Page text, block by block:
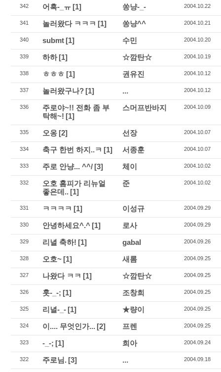
342 어흑-_ㅠ [1] 쏭냥-_- 2004.10.22
341 놀러왔다 ㅋㅋㅋ [1] 쏭냥^^ 2004.10.21
340 submt [1] 수민 2004.10.20
339 하하[1] ☆깜탄☆ 2004.10.19
338 ㅎㅎㅎ [1] 권유진 2004.10.12
337 놀러왔구나? [1] ... 2004.10.12
336
주로야~!! 전화 좀 부
탁해~! [1]
스머프반바지 2004.10.09
335 오옹 [2] 선장 2004.10.07
334 축구 한번 하지..ㅋ [1] 서종훈 2004.10.07
333 주로 안냥... ^^/ [3] 체이 2004.10.02
332
오호 홈피가 리뉴얼
좋은데.. [1]
준 2004.10.02
331 ㅋㅋㅋㅋ [1] 이성규 2004.09.29
330 안녕하세요^.^ [1] 로사 2004.09.29
329 리녈 축하! [1] gabal 2004.09.26
328 오호~ [1] 새롬 2004.09.25
327 나왔다 ㅋㅋ [1] ☆깜탄☆ 2004.09.25
326 훗-_-; [1] 조창희 2004.09.25
325 리녈-_- [1] ★량이 2004.09.25
324 이.... 무엇인가... [2] 프렌 2004.09.25
323 -_-; [1] 희아 2004.09.24
322 주로님. [3] ... 2004.09.18